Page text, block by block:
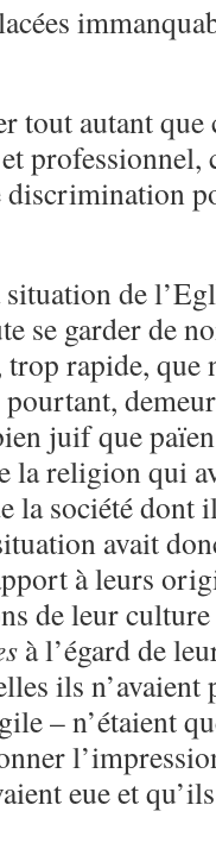
tout autant
professionnel,
discrimination
de
se garder de
rapide, que
pourtant,
juif que
la religion qui
la société dont
avait
à leurs
de leur
à l’égard de
ils n’avaient
– n’étaient
eue et